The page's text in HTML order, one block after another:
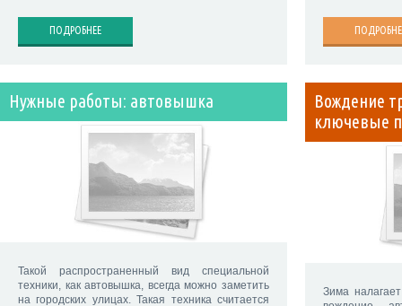
ПОДРОБНЕЕ
Нужные работы: автовышка
Такой распространенный вид специальной
техники, как автовышка, всегда можно заметить
на городских улицах. Такая техника считается
Вождение
ключевые
Зима